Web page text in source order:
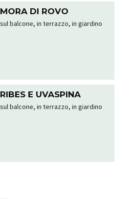
MORA DI ROVO
sul balcone, in terrazzo, in giardino
RIBES E UVASPINA
sul balcone, in terrazzo, in giardino